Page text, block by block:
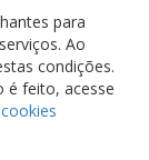
para
Ao
condições.
é feito, acesse